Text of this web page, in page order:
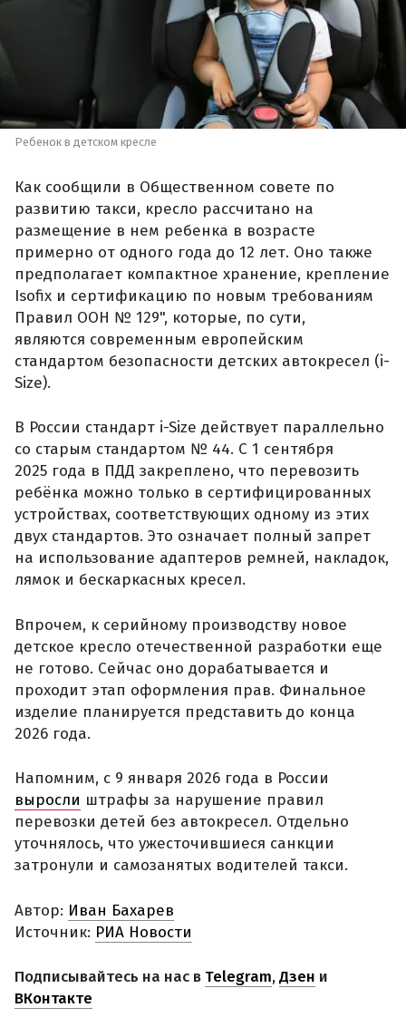
Ребенок в детском кресле
Как сообщили в Общественном совете по
развитию такси, кресло рассчитано на
размещение в нем ребенка в возрасте
примерно от одного года до 12 лет. Оно также
предполагает компактное хранение, крепление
Isofix и сертификацию по новым требованиям
Правил ООН № 129", которые, по сути,
являются современным европейским
стандартом безопасности детских автокресел (i-
Size).
В России стандарт i-Size действует параллельно
со старым стандартом № 44. С 1 сентября
2025 года в ПДД закреплено, что перевозить
ребёнка можно только в сертифицированных
устройствах, соответствующих одному из этих
двух стандартов. Это означает полный запрет
на использование адаптеров ремней, накладок,
лямок и бескаркасных кресел.
Впрочем, к серийному производству новое
детское кресло отечественной разработки еще
не готово. Сейчас оно дорабатывается и
проходит этап оформления прав. Финальное
изделие планируется представить до конца
2026 года.
Напомним, с 9 января 2026 года в России
выросли штрафы за нарушение правил
перевозки детей без автокресел. Отдельно
уточнялось, что ужесточившиеся санкции
затронули и самозанятых водителей такси.
Автор: Иван Бахарев
Источник: РИА Новости
Подписывайтесь на нас в Telegram,Дзен и
ВКонтакте